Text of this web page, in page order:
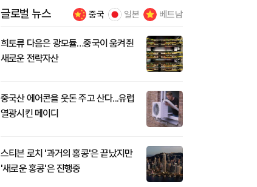
글로벌 뉴스 중국 일본 베트남
희토류 다음은 광모듈…중국이 움켜쥔
새로운 전략자산
중국산 에어콘을 웃돈 주고 산다...유럽
열광시킨 메이디
스티븐 로치 '과거의 홍콩'은 끝났지만
'새로운 홍콩'은 진행중